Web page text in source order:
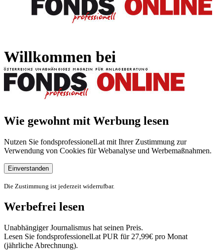
Willkommen bei
Wie gewohnt mit Werbung lesen
Nutzen Sie fondsprofessionell.at mit Ihrer Zustimmung zur
Verwendung von Cookies für Webanalyse und Werbemaßnahmen.
Einverstanden
Die Zustimmung ist jederzeit widerrufbar.
Werbefrei lesen
Unabhängiger Journalismus hat seinen Preis.
Lesen Sie fondsprofessionell.at PUR für 27,99€ pro Monat
(jährliche Abrechnung).